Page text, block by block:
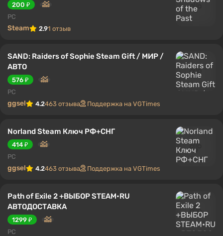
200 ₽
PC
Steam 2.91 отзыв
SAND: Raiders of Sophie Steam Gift / МИР /
АВТО
576 ₽
PC
ggsel 4.2463 отзыва Поддержка на VGTimes
Norland Steam Ключ РФ+СНГ
414 ₽
PC
ggsel 4.2463 отзыва Поддержка на VGTimes
Path of Exile 2 +ВЫБОР STEAM•RU
АВТОДОСТАВКА
1299 ₽
PC